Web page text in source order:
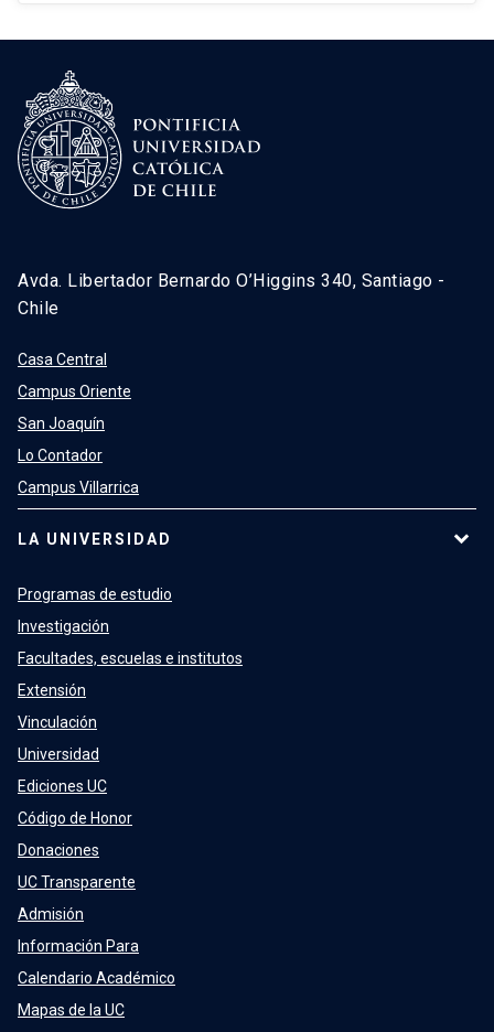
Avda. Libertador Bernardo O’Higgins 340, Santiago -
Chile
Casa Central
Campus Oriente
San Joaquín
Lo Contador
Campus Villarrica
LA UNIVERSIDAD
Programas de estudio
Investigación
Facultades, escuelas e institutos
Extensión
Vinculación
Universidad
Ediciones UC
Código de Honor
Donaciones
UC Transparente
Admisión
Información Para
Calendario Académico
Mapas de la UC